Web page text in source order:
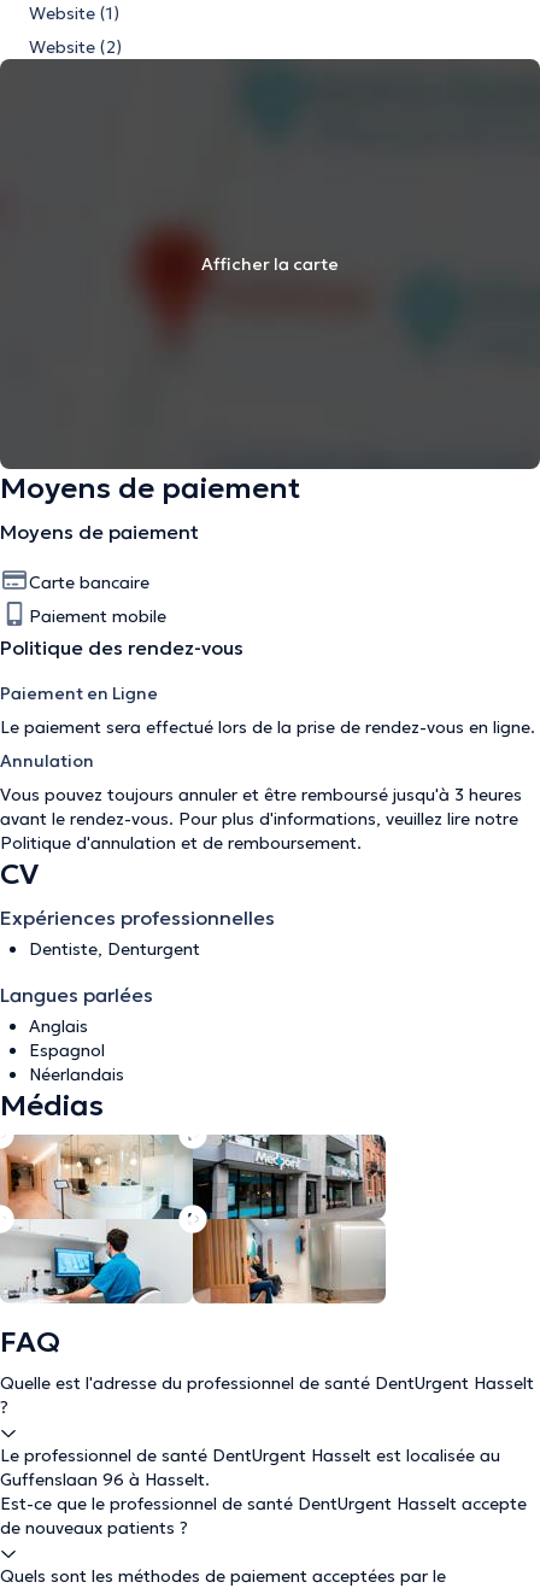
Website (1)
Website (2)
Afficher la carte
Moyens de paiement
Moyens de paiement
Carte bancaire
Paiement mobile
Politique des rendez-vous
Paiement en Ligne
Le paiement sera effectué lors de la prise de rendez-vous en ligne.
Annulation
Vous pouvez toujours annuler et être remboursé jusqu'à 3 heures
avant le rendez-vous. Pour plus d'informations, veuillez lire notre
Politique d'annulation et de remboursement.
CV
Expériences professionnelles
Dentiste, Denturgent
Langues parlées
Anglais
Espagnol
Néerlandais
Médias
FAQ
Quelle est l'adresse du professionnel de santé DentUrgent Hasselt
?
Le professionnel de santé DentUrgent Hasselt est localisée au
Guffenslaan 96 à Hasselt.
Est-ce que le professionnel de santé DentUrgent Hasselt accepte
de nouveaux patients ?
Quels sont les méthodes de paiement acceptées par le